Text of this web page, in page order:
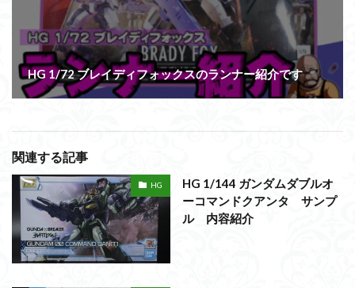
HG 1/72 ブレイディフォックスのランナー紹介です
関連する記事
HG
HG 1/144 ガンダムダブルオ
ーコマンドクアンタ サンプ
ル 内容紹介